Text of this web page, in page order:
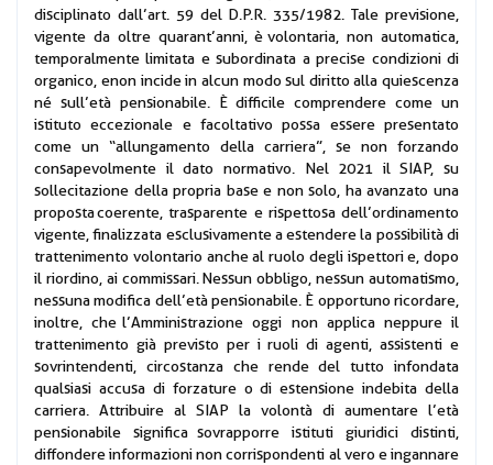
disciplinato dall’art. 59 del D.P.R. 335/1982. Tale previsione,
vigente da oltre quarant’anni, è volontaria, non automatica,
temporalmente limitata e subordinata a precise condizioni di
organico, e non incide in alcun modo sul diritto alla quiescenza
né sull’età pensionabile. È difficile comprendere come un
istituto eccezionale e facoltativo possa essere presentato
come un “allungamento della carriera”, se non forzando
consapevolmente il dato normativo. Nel 2021 il SIAP, su
sollecitazione della propria base e non solo, ha avanzato una
proposta coerente, trasparente e rispettosa dell’ordinamento
vigente, finalizzata esclusivamente a estendere la possibilità di
trattenimento volontario anche al ruolo degli ispettori e, dopo
il riordino, ai commissari. Nessun obbligo, nessun automatismo,
nessuna modifica dell’età pensionabile. È opportuno ricordare,
inoltre, che l’Amministrazione oggi non applica neppure il
trattenimento già previsto per i ruoli di agenti, assistenti e
sovrintendenti, circostanza che rende del tutto infondata
qualsiasi accusa di forzature o di estensione indebita della
carriera. Attribuire al SIAP la volontà di aumentare l’età
pensionabile significa sovrapporre istituti giuridici distinti,
diffondere informazioni non corrispondenti al vero e ingannare